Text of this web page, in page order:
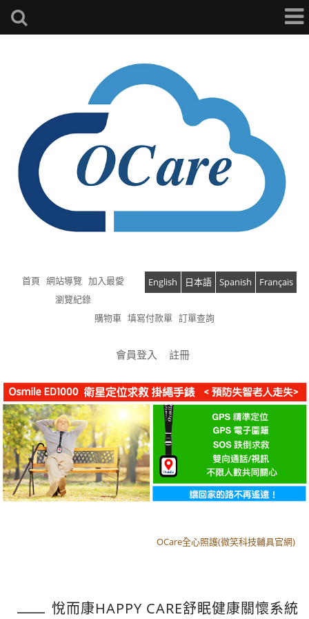
首頁 網站導覽 加入最愛 English 日本語 Spanish
Français
瀏覽紀錄
購物車 填寫付款單 訂單查詢
會員登入 註冊
OCare全心照護(微笑科技輔具官網)
悅而康HAPPY CARE舒眠健康關懷系統